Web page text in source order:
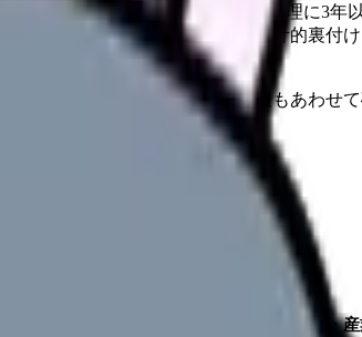
修修了（または労働者の健康管理に3年
、個別に確認が必要（公的な統計的裏付け
・勤務先・各サービス公式情報もあわせて
ことが多いのが、企業で働く 産業看護師・